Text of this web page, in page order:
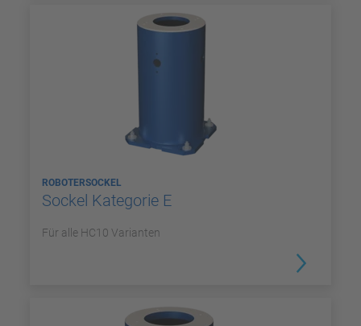
ROBOTERSOCKEL
Sockel Kategorie E
Für alle HC10 Varianten